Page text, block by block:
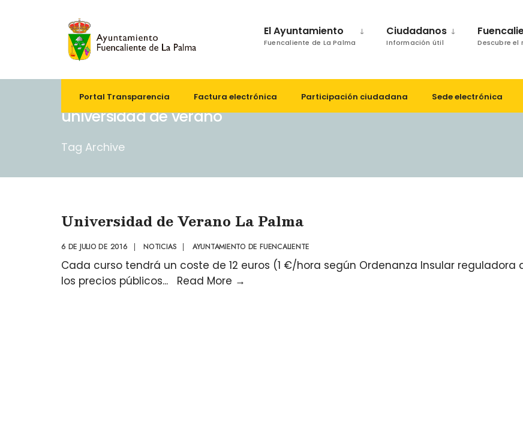
El Ayuntamiento
Fuencaliente de La Palma
Ciudadanos
Información útil Descubre el
Portal Transparencia Factura electrónica Participación ciudadana Sede electrónica
universidad de verano
Tag Archive
Universidad de Verano La Palma
6 DE JULIO DE 2016 | NOTICIAS | AYUNTAMIENTO DE FUENCALIENTE
Cada curso tendrá un coste de 12 euros (1 €/hora según Ordenanza Insular reguladora
los precios públicos... Read More →